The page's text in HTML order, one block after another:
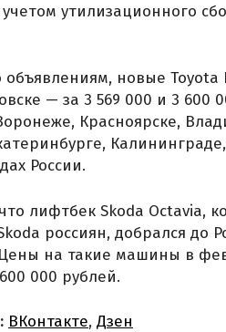
утилизационного
объявлениям, новые
— за 3 569 000 и 3 600
Красноярске,
России.
лифтбек Skoda Octavia,
россиян, добрался до
на такие машины в
000 рублей.
ВКонтакте, Дзен